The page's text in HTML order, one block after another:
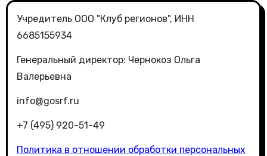
Учредитель ООО "Клуб регионов", ИНН
6685155934
Генеральный директор: Чернокоз Ольга
Валерьевна
info@gosrf.ru
+7 (495) 920-51-49
Политика в отношении обработки персональных